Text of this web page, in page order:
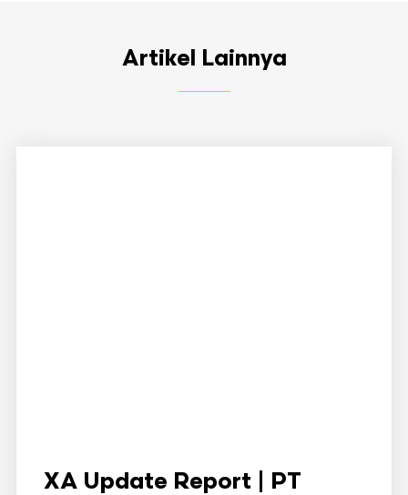
Artikel Lainnya
XA Update Report | PT